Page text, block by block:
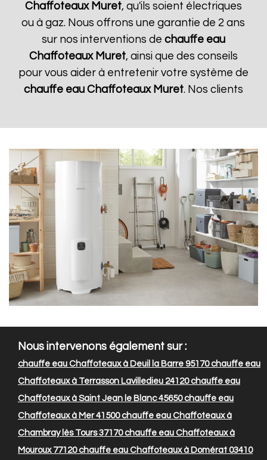
Chaffoteaux Muret, qu'ils soient électriques
ou à gaz. Nous offrons une garantie de 2 ans
sur nos interventions de chauffe eau
Chaffoteaux Muret, ainsi que des conseils
pour vous aider à entretenir votre système de
chauffe eau Chaffoteaux Muret. Nos clients
Nous intervenons également sur :
chauffe eau Chaffoteaux à Deuil la Barre 95170chauffe eau
Chaffoteaux à Terrasson Lavilledieu 24120chauffe eau
Chaffoteaux à Saint Jean le Blanc 45650chauffe eau
Chaffoteaux à Mer 41500chauffe eau Chaffoteaux à
Chambray lès Tours 37170chauffe eau Chaffoteaux à
Mouroux 77120chauffe eau Chaffoteaux à Domérat 03410